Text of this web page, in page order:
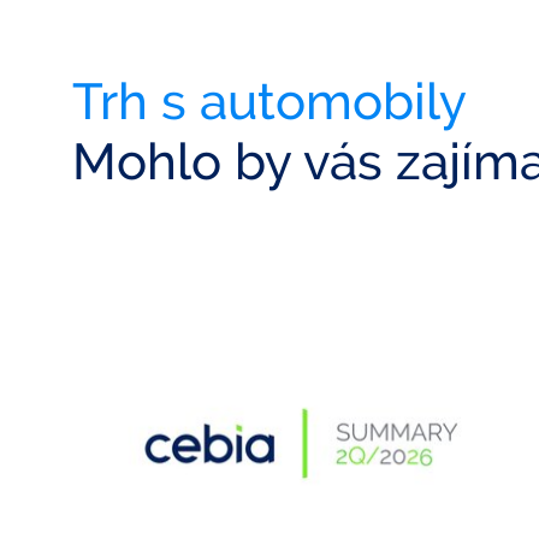
Trh s automobily
Mohlo by vás